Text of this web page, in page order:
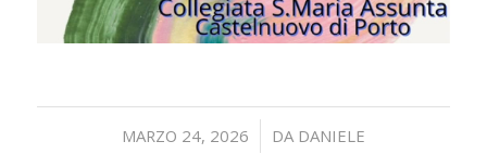
MARZO 24, 2026
/ DA DANIELE